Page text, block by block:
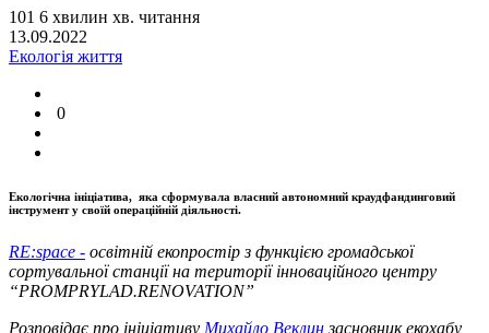
101 6 хвилин хв. читання
13.09.2022
Екологія життя
0
Екологічна ініціатива, яка сформувала власний автономний краудфандинговий
інструмент у своїй операційній діяльності.
RE:space - освітній екопростір з функцією громадської
сортувальної станції на території інноваційного центру
“PROMPRYLAD.RENOVATION”
Розповідає про ініціативу Михайло Веклинзасновник екохабу